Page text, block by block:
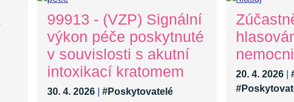
99913 - (VZP) Signální
výkon péče poskytnuté
v souvislosti s akutní
intoxikací kratomem
30. 4. 2026
#Poskytovatelé
20. 4. 2026